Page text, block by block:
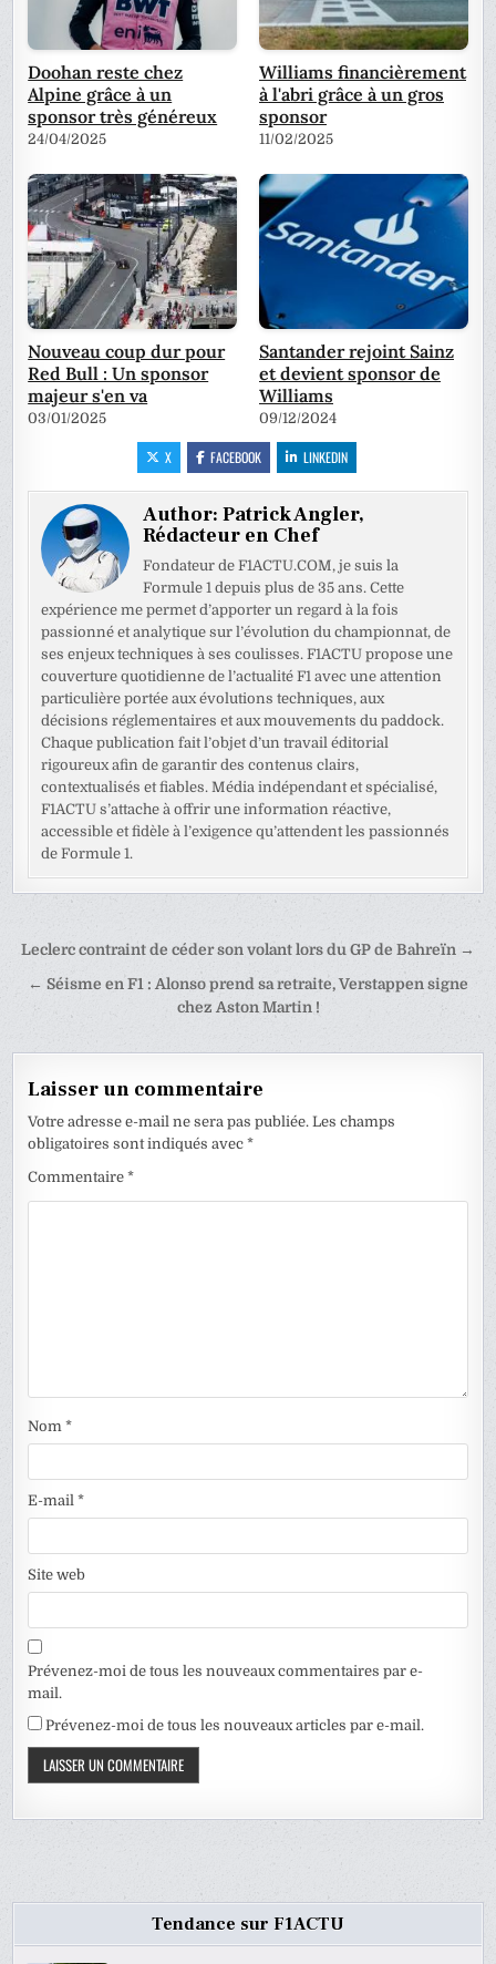
Doohan reste chez
Alpine grâce à un
sponsor très généreux
24/04/2025
Williams financièrement
à l'abri grâce à un gros
sponsor
11/02/2025
Nouveau coup dur pour
Red Bull : Un sponsor
majeur s'en va
03/01/2025
Santander rejoint Sainz
et devient sponsor de
Williams
09/12/2024
X FACEBOOK LINKEDIN
Author:Patrick Angler,
Rédacteur en Chef
Fondateur de F1ACTU.COM, je suis la
Formule 1 depuis plus de 35 ans. Cette
expérience me permet d’apporter un regard à la fois
passionné et analytique sur l’évolution du championnat, de
ses enjeux techniques à ses coulisses. F1ACTU propose une
couverture quotidienne de l’actualité F1 avec une attention
particulière portée aux évolutions techniques, aux
décisions réglementaires et aux mouvements du paddock.
Chaque publication fait l’objet d’un travail éditorial
rigoureux afin de garantir des contenus clairs,
contextualisés et fiables. Média indépendant et spécialisé,
F1ACTU s’attache à offrir une information réactive,
accessible et fidèle à l’exigence qu’attendent les passionnés
de Formule 1.
Navigation
de
Leclerc contraint de céder son volant lors du GP de Bahreïn →
← Séisme en F1 : Alonso prend sa retraite, Verstappen signe
chez Aston Martin !
Laisser un commentaire
Votre adresse e-mail ne sera pas publiée. Les champs
obligatoires sont indiqués avec*
Commentaire*
Nom*
E-mail*
Site web
Prévenez-moi de tous les nouveaux commentaires par e-
mail.
Prévenez-moi de tous les nouveaux articles par e-mail.
Tendance sur F1ACTU